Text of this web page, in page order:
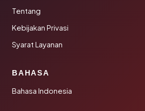
Tentang
Kebijakan Privasi
Syarat Layanan
BAHASA
Bahasa Indonesia